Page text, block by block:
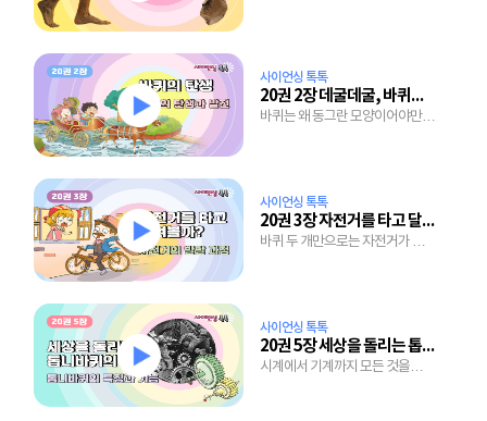
사이언싱 톡톡
20권 2장 데굴데굴, 바퀴의 탄생
바퀴는 왜 동그란 모양이어야만
사이언싱 톡톡
20권 3장 자전거를 타고 달려볼까?
바퀴 두 개만으로는 자전거가 될
사이언싱 톡톡
20권 5장 세상을 돌리는 톱니바퀴의 힘
시계에서 기계까지 모든 것을